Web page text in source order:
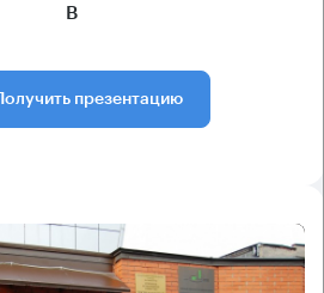
B
Получить презентацию